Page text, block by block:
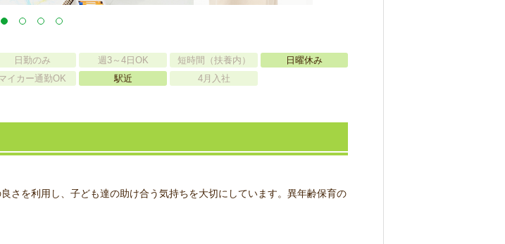
日勤のみ 週3～4日OK 短時間（扶養内）
日曜休み
イカー通勤OK 駅近 4月入社
さを利用し、子ども達の助け合う気持ちを大切にしています。異年齢保育の